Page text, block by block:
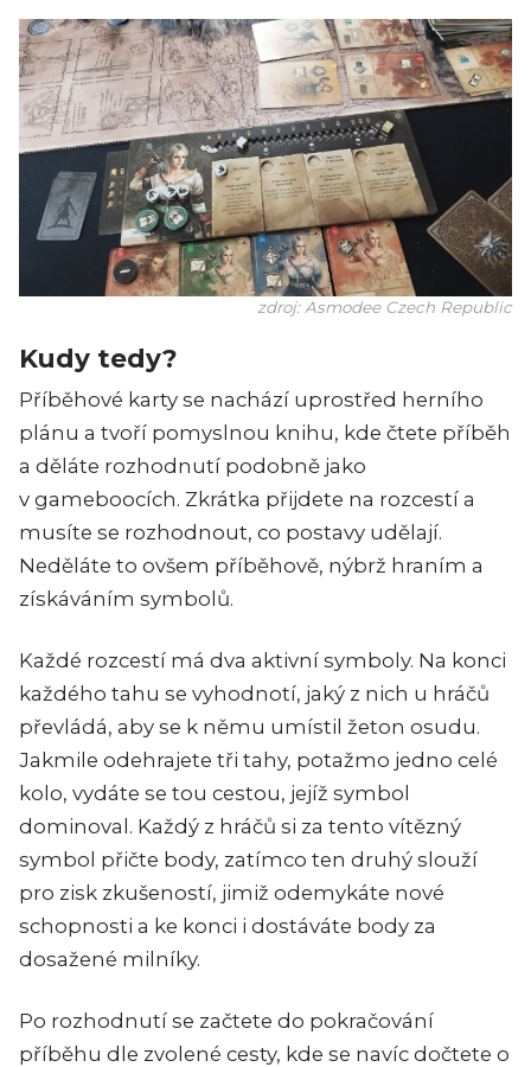
zdroj: Asmodee Czech Republic
Kudy tedy?
Příběhové karty se nachází uprostřed herního
plánu a tvoří pomyslnou knihu, kde čtete příběh
a děláte rozhodnutí podobně jako
v gameboocích. Zkrátka přijdete na rozcestí a
musíte se rozhodnout, co postavy udělají.
Neděláte to ovšem příběhově, nýbrž hraním a
získáváním symbolů.
Každé rozcestí má dva aktivní symboly. Na konci
každého tahu se vyhodnotí, jaký z nich u hráčů
převládá, aby se k němu umístil žeton osudu.
Jakmile odehrajete tři tahy, potažmo jedno celé
kolo, vydáte se tou cestou, jejíž symbol
dominoval. Každý z hráčů si za tento vítězný
symbol přičte body, zatímco ten druhý slouží
pro zisk zkušeností, jimiž odemykáte nové
schopnosti a ke konci i dostáváte body za
dosažené milníky.
Po rozhodnutí se začtete do pokračování
příběhu dle zvolené cesty, kde se navíc dočtete o